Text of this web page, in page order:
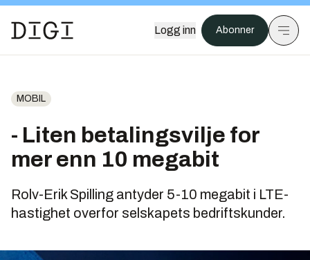
Logg inn Abonner
MOBIL
- Liten betalingsvilje for
mer enn 10 megabit
Rolv-Erik Spilling antyder 5-10 megabit i LTE-
hastighet overfor selskapets bedriftskunder.